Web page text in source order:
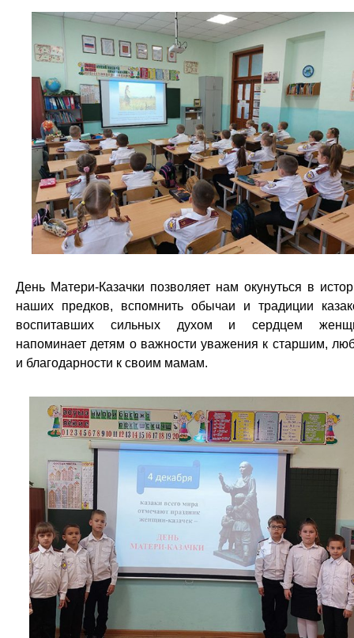
День Матери-Казачки позволяет нам окунуться в
наших предков, вспомнить обычаи и традиции
воспитавших сильных духом и сердцем
напоминает детям о важности уважения к старшим,
и благодарности к своим мамам.